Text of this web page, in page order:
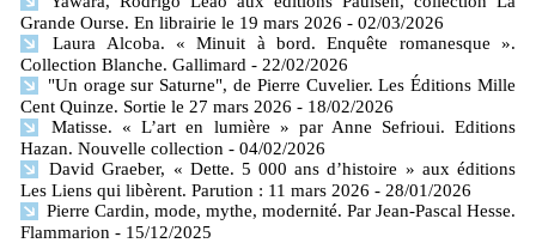
Grande Ourse. En librairie le 19 mars 2026 - 02/03/2026
Laura Alcoba. « Minuit à bord. Enquête romanesque ».
Collection Blanche. Gallimard - 22/02/2026
"Un orage sur Saturne", de Pierre Cuvelier. Les Éditions Mille
Cent Quinze. Sortie le 27 mars 2026 - 18/02/2026
Matisse. « L’art en lumière » par Anne Sefrioui. Editions
Hazan. Nouvelle collection - 04/02/2026
David Graeber, « Dette. 5 000 ans d’histoire » aux éditions
Les Liens qui libèrent. Parution : 11 mars 2026 - 28/01/2026
Pierre Cardin, mode, mythe, modernité. Par Jean-Pascal Hesse.
Flammarion - 15/12/2025